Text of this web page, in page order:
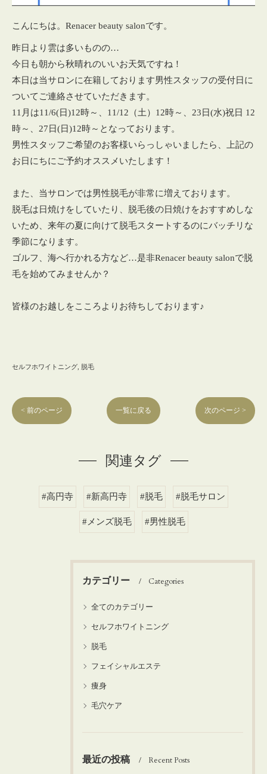
こんにちは。Renacer beauty salonです。
昨日より雲は多いものの…
今日も朝から秋晴れのいいお天気ですね！
本日は当サロンに在籍しております男性スタッフの受付日に
ついてご連絡させていただきます。
11月は11/6(日)12時～、11/12（土）12時～、23日(水)祝日 12
時～、27日(日)12時～となっております。
男性スタッフご希望のお客様いらっしゃいましたら、上記の
お日にちにご予約オススメいたします！
また、当サロンでは男性脱毛が非常に増えております。
脱毛は日焼けをしていたり、脱毛後の日焼けをおすすめしな
いため、来年の夏に向けて脱毛スタートするのにバッチリな
季節になります。
ゴルフ、海へ行かれる方など…是非Renacer beauty salonで脱
毛を始めてみませんか？
皆様のお越しをこころよりお待ちしております♪
セルフホワイトニング 脱毛
< 前のページ 一覧に戻る 次のページ >
関連タグ
#高円寺 #新高円寺 #脱毛 #脱毛サロン
#メンズ脱毛 #男性脱毛
カテゴリー Categories
全てのカテゴリー
セルフホワイトニング
脱毛
フェイシャルエステ
痩身
毛穴ケア
最近の投稿 Recent Posts